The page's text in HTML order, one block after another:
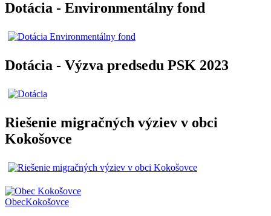
Dotácia - Environmentálny fond
Dotácia - Výzva predsedu PSK 2023
Riešenie migračných výziev v obci
Kokošovce
ObecKokošovce